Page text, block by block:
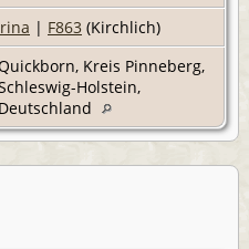
| F863 (Kirchlich)
Kreis Pinneberg,
Holstein,
Deutschland